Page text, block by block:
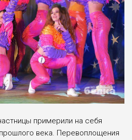
примерили на себя
века. Перевоплощения